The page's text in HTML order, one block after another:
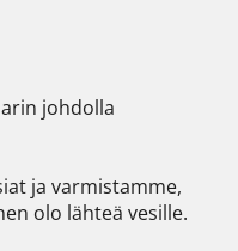
johdolla
ja varmistamme,
olo lähteä vesille.